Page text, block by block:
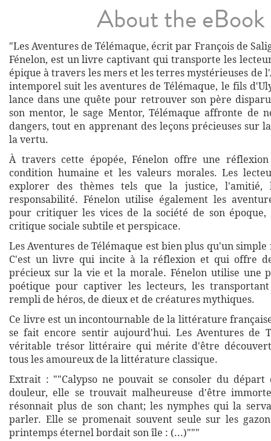
About the eBook
"Les Aventures de Télémaque, écrit par François de
Fénelon, est un livre captivant qui transporte les
épique à travers les mers et les terres mystérieuses de
intemporel suit les aventures de Télémaque, le fils
lance dans une quête pour retrouver son père
son mentor, le sage Mentor, Télémaque affronte de
dangers, tout en apprenant des leçons précieuses sur
la vertu.
À travers cette épopée, Fénelon offre une
condition humaine et les valeurs morales. Les
explorer des thèmes tels que la justice,
responsabilité. Fénelon utilise également les
pour critiquer les vices de la société de son
critique sociale subtile et perspicace.
Les Aventures de Télémaque est bien plus qu'un
C'est un livre qui incite à la réflexion et qui offre
précieux sur la vie et la morale. Fénelon utilise une
poétique pour captiver les lecteurs, les
rempli de héros, de dieux et de créatures mythiques.
Ce livre est un incontournable de la littérature
se fait encore sentir aujourd'hui. Les Aventures de
véritable trésor littéraire qui mérite d'être
tous les amoureux de la littérature classique.
Extrait : ""Calypso ne pouvait se consoler du départ
douleur, elle se trouvait malheureuse d'être
résonnait plus de son chant; les nymphes qui la
parler. Elle se promenait souvent seule sur les
printemps éternel bordait son île : (...)"""